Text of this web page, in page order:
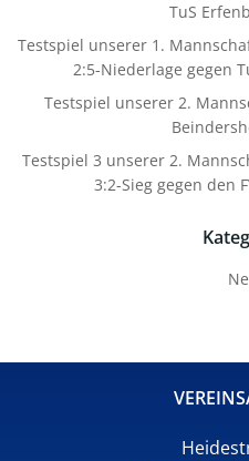
TuS
Testspiel unserer 1.
2:5-Niederlage gegen
Testspiel unserer 2.
Testspiel 3 unserer 2.
3:2-Sieg gegen den